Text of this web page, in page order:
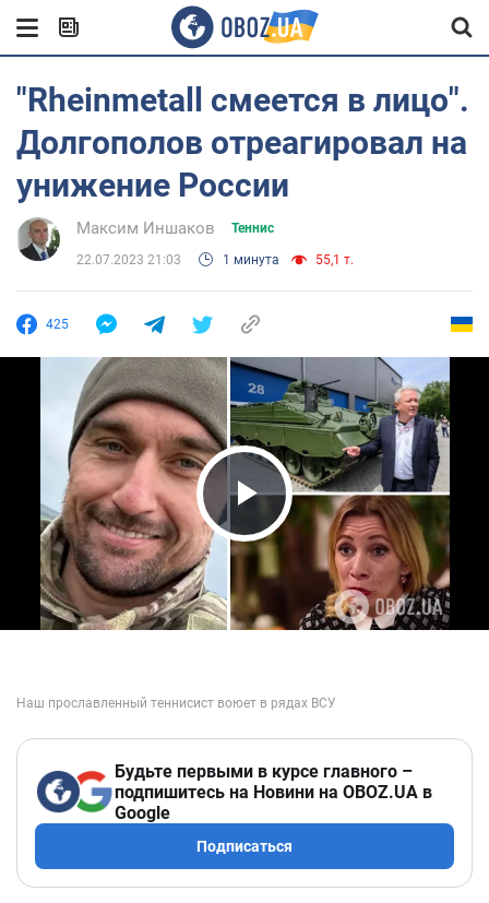
"Rheinmetall смеется в лицо".
Долгополов отреагировал на
унижение России
Максим Иншаков Теннис
22.07.2023 21:03 1 минута 55,1 т.
425
Play Video
Будьте первыми в курсе главного –
подпишитесь на Новини на OBOZ.UA в
Google
Подписаться